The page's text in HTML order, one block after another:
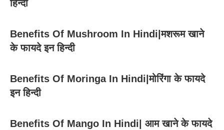
हिन्दी
Benefits Of Mushroom In Hindi|मशरूम खाने
के फायदे इन हिन्दी
Benefits Of Moringa In Hindi|मोरिंगा के फायदे
इन हिन्दी
Benefits Of Mango In Hindi| आम खाने के फायदे